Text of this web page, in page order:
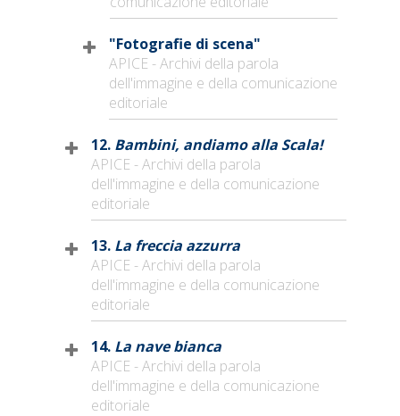
"Fotografie di scena"
APICE - Archivi della parola
dell'immagine e della comunicazione
editoriale
12. Bambini, andiamo alla Scala!
APICE - Archivi della parola
dell'immagine e della comunicazione
editoriale
13. La freccia azzurra
APICE - Archivi della parola
dell'immagine e della comunicazione
editoriale
14. La nave bianca
APICE - Archivi della parola
dell'immagine e della comunicazione
editoriale